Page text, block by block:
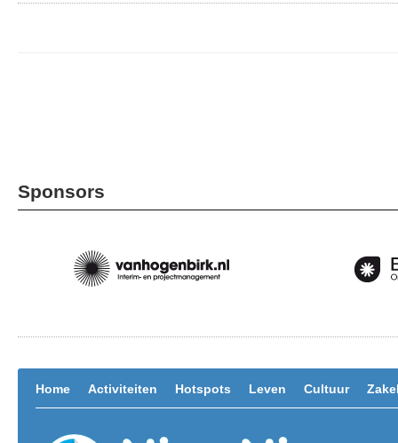
Sponsors
Home Activiteiten Hotspots Leven Cultuur